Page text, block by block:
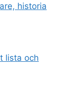
historia
lista och